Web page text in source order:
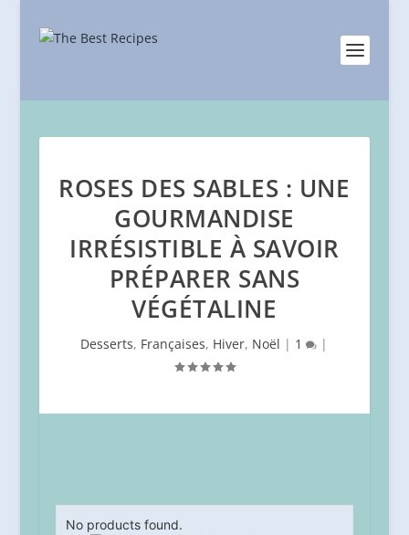
ROSES DES SABLES : UNE
GOURMANDISE
IRRÉSISTIBLE À SAVOIR
PRÉPARER SANS
VÉGÉTALINE
Desserts, Françaises, Hiver, Noël | 1 |
No products found.